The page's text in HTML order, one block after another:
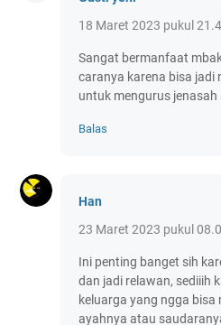
18 Maret 2023 pukul
Sangat bermanfaat
caranya karena bisa jadi
untuk mengurus
Balas
Han
23 Maret 2023 pukul
Ini penting banget sih
dan jadi relawan, sediiih
keluarga yang ngga
ayahnya atau